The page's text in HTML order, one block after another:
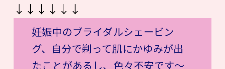
↓↓↓↓↓↓
妊娠中のブライダルシェービン
グ、自分で剃って肌にかゆみが出
たことがあるし、色々不安です〜